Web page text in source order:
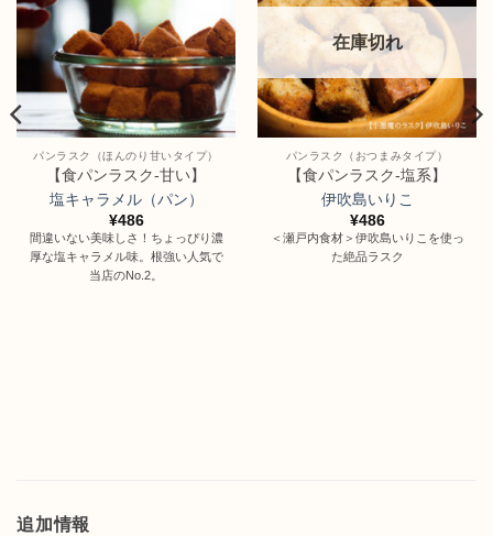
パンラスク（ほんのり甘いタイプ）
【食パンラスク-甘い】
塩キャラメル（パン）
¥486
間違いない美味しさ！ちょっぴり濃
厚な塩キャラメル味。根強い人気で
当店のNo.2。
在庫切れ
パンラスク（おつまみタイプ）
【食パンラスク-塩系】
伊吹島いりこ
¥486
＜瀬戸内食材＞伊吹島いりこを使っ
た絶品ラスク
追加情報